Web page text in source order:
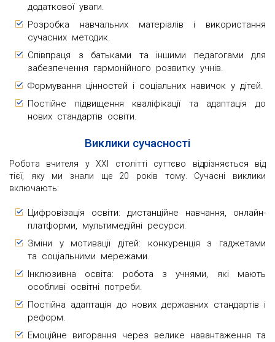
додаткової уваги.
Розробка навчальних матеріалів і використання
сучасних методик.
Співпраця з батьками та іншими педагогами для
забезпечення гармонійного розвитку учнів.
Формування цінностей і соціальних навичок у дітей.
Постійне підвищення кваліфікації та адаптація до
нових стандартів освіти.
Виклики сучасності
Робота вчителя у XXI столітті суттєво відрізняється від
тієї, яку ми знали ще 20 років тому. Сучасні виклики
включають:
Цифровізація освіти: дистанційне навчання, онлайн-
платформи, мультимедійні ресурси.
Зміни у мотивації дітей: конкуренція з гаджетами
та соціальними мережами.
Інклюзивна освіта: робота з учнями, які мають
особливі освітні потреби.
Постійна адаптація до нових державних стандартів і
реформ.
Емоційне вигорання через велике навантаження та